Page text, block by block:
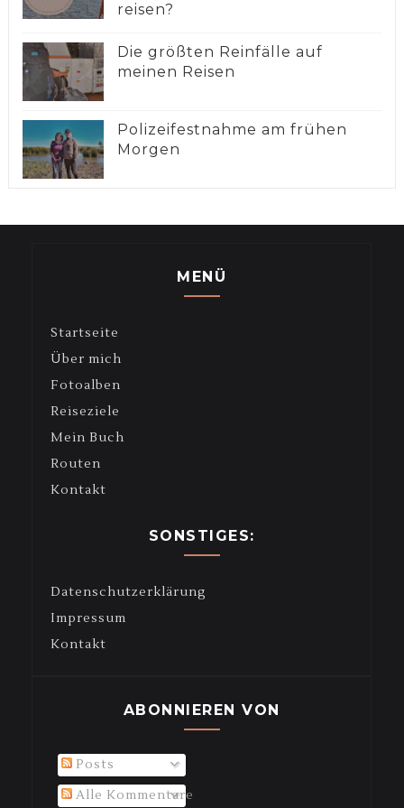
reisen?
Die größten Reinfälle auf
meinen Reisen
Polizeifestnahme am frühen
Morgen
MENÜ
Startseite
Über mich
Fotoalben
Reiseziele
Mein Buch
Routen
Kontakt
SONSTIGES:
Datenschutzerklärung
Impressum
Kontakt
ABONNIEREN VON
Posts
Alle Kommentare